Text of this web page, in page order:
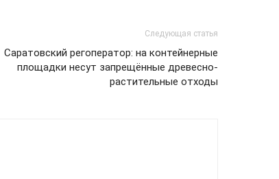
Следующая статья
Саратовский регоператор: на контейнерные
площадки несут запрещённые древесно-
растительные отходы